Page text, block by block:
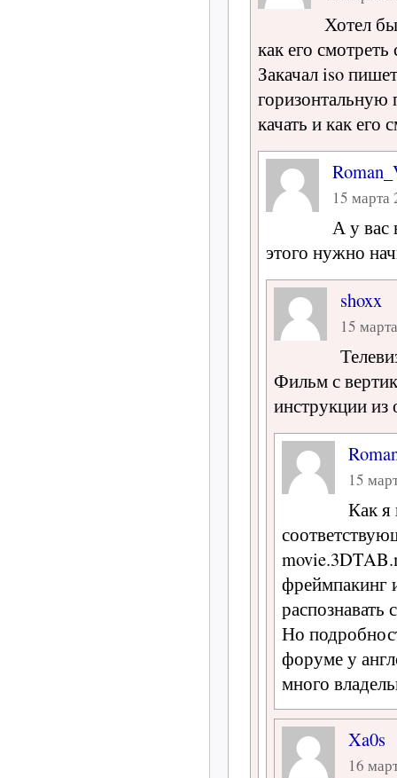
Хотел
как его смотреть
Закачал iso
горизонтальную
качать и как
15 марта
А у вас
этого нужно
shoxx
15
Фильм с
инструкции
15
Как я
фреймпакинг
распознавать
Но
форуме у
много
Xa0s
16